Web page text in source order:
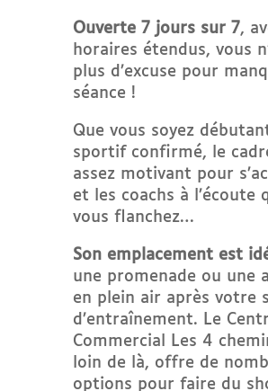
Ouverte 7 jours sur 7,
horaires étendus, vous
plus d’excuse pour
séance !
Que vous soyez
sportif confirmé, le
assez motivant pour
et les coachs à l’écoute
vous flanchez…
Son emplacement est
une promenade ou une
en plein air après votre
d’entraînement. Le
Commercial Les 4
loin de là, offre de
options pour faire du